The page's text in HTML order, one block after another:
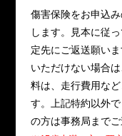
傷害保険をお申込
します。見本に従
定先にご返送願い
いただけない場合
料は、走行費用な
す。上記特約以外
の方は事務局までご